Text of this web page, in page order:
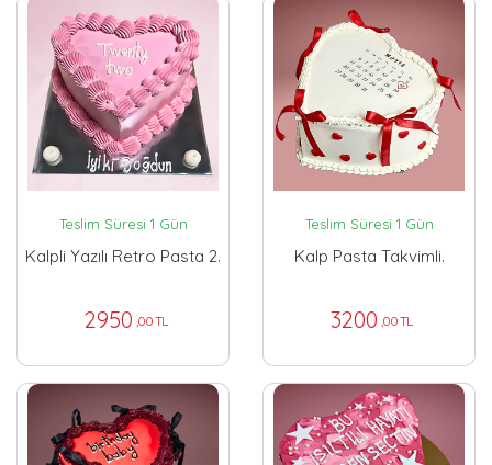
Teslim Süresi 1 Gün
Kalpli Yazılı Retro Pasta 2.
2950 ,00 TL
Teslim Süresi 1 Gün
Kalp Pasta Takvimli.
3200 ,00 TL